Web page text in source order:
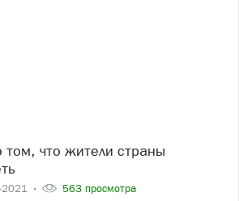
563 просмотра